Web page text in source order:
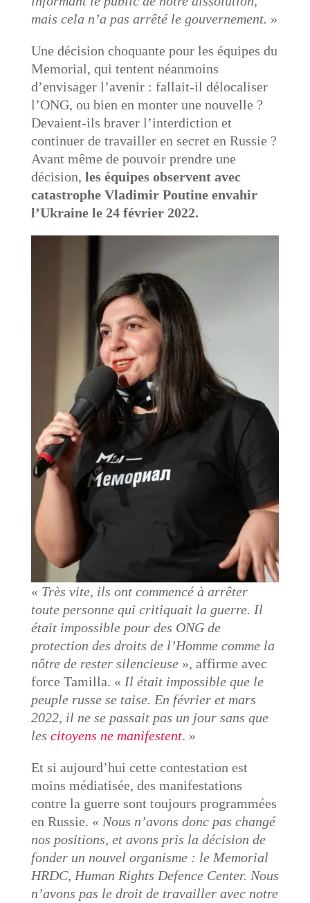
mais cela n’a pas arrêté le gouvernement. »
Une décision choquante pour les équipes du
Memorial, qui tentent néanmoins
d’envisager l’avenir : fallait-il délocaliser
l’ONG, ou bien en monter une nouvelle ?
Devaient-ils braver l’interdiction et
continuer de travailler en secret en Russie ?
Avant même de pouvoir prendre une
décision, les équipes observent avec
catastrophe Vladimir Poutine envahir
l’Ukraine le 24 février 2022.
« Très vite, ils ont commencé à arrêter
toute personne qui critiquait la guerre. Il
était impossible pour des ONG de
protection des droits de l’Homme comme la
nôtre de rester silencieuse », affirme avec
force Tamilla. « Il était impossible que le
peuple russe se taise. En février et mars
2022, il ne se passait pas un jour sans que
les citoyens ne manifestent. »
Et si aujourd’hui cette contestation est
moins médiatisée, des manifestations
contre la guerre sont toujours programmées
en Russie. « Nous n’avons donc pas changé
nos positions, et avons pris la décision de
fonder un nouvel organisme : le Memorial
HRDC, Human Rights Defence Center. Nous
n’avons pas le droit de travailler avec notre